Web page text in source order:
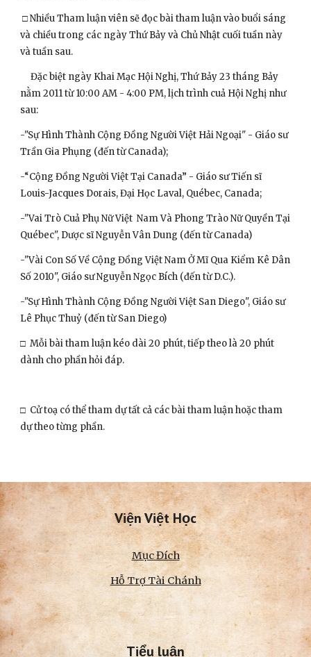
□ Nhiều Tham luận viên sẽ đọc bài tham luận vào buổi sáng
và chiều trong các ngày Thứ Bảy và Chủ Nhật cuối tuần này
và tuần sau.
     Đặc biệt ngày Khai Mạc Hội Nghị, Thứ Bảy 23 tháng Bảy
nằm 2011 từ 10:00 AM - 4:00 PM, lịch trình cuả Hội Nghị như
sau:
-"Sự Hình Thành Cộng Đồng Người Việt Hải Ngoại" - Giáo sư
Trần Gia Phụng (đến từ Canada);
-“Cộng Đồng Người Việt Tại Canada” - Giáo sư Tiến sĩ
Louis-Jacques Dorais, Đại Học Laval, Québec, Canada;
-"Vai Trò Cuả Phụ Nữ Việt  Nam Và Phong Trào Nữ Quyền Tại
Québec", Dược sĩ Nguyễn Vân Dung (đến từ Canada)
-"Vài Con Số Về Cộng Đồng Việt Nam Ở Mĩ Qua Kiểm Kê Dân
Số 2010", Giáo sư Nguyễn Ngọc Bích (đến từ D.C.).
-"Sự Hình Thành Cộng Đồng Người Việt San Diego", Giáo sư
Lê Phục Thuỷ (đến từ San Diego)
□  Mỗi bài tham luận kéo dài 20 phút, tiếp theo là 20 phút
dành cho phần hỏi đáp.
□  Cử toạ có thể tham dự tất cả các bài tham luận hoặc tham
dự theo từng phần.
Viện Việt Học
Mục Đích
Hỗ Trợ Tài Chánh
Tiểu luận